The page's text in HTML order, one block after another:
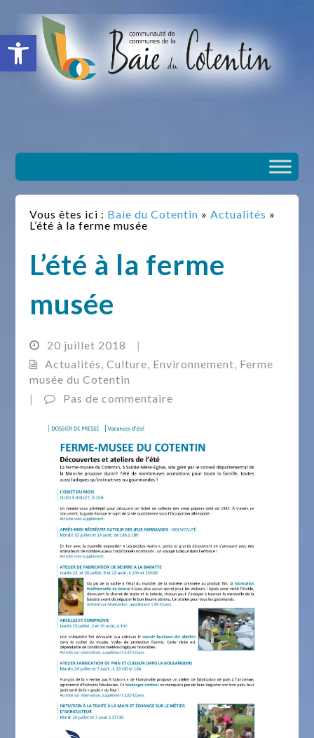
Ouvrir la barre d’outils
Vous êtes ici : Baie du Cotentin »Actualités »
L’été à la ferme musée
L’été à la ferme
musée
20 juillet 2018
|
Actualités,Culture, Environnement, Ferme
musée du Cotentin
|
Pas de commentaire